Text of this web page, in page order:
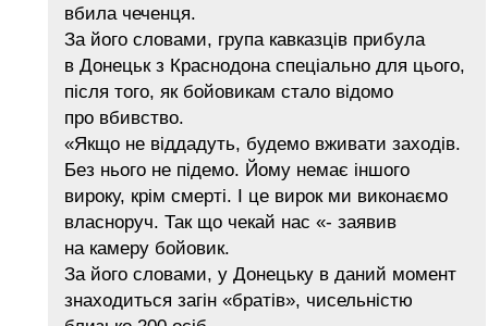
вбила чеченця.
За його словами, група кавказців прибула
в Донецьк з Краснодона спеціально для цього,
після того, як бойовикам стало відомо
про вбивство.
«Якщо не віддадуть, будемо вживати заходів.
Без нього не підемо. Йому немає іншого
вироку, крім смерті. І це вирок ми виконаємо
власноруч. Так що чекай нас «- заявив
на камеру бойовик.
За його словами, у Донецьку в даний момент
знаходиться загін «братів», чисельністю